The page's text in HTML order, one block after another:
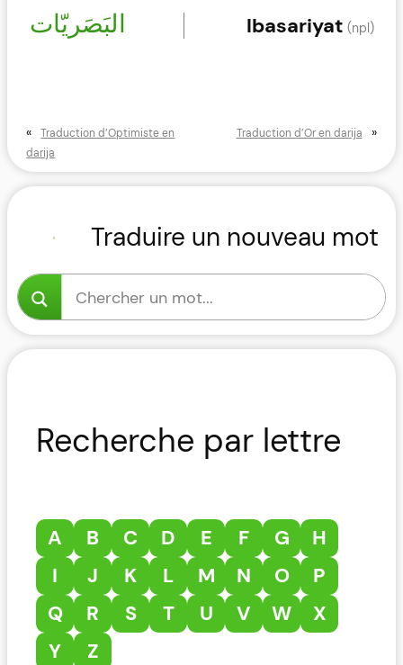
البَصَريّات lbasariyat (npl)
«
Traduction d’Optimiste en
darija
Traduction d’Or en darija »
Traduire un nouveau mot
Recherche par lettre
A B C D E F G
H
I
J K L M N O
P
Q
R S T U V W
X
Y
Z